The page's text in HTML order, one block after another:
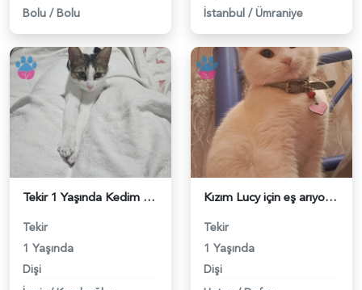
Bolu / Bolu
İstanbul / Ümraniye
Tekir 1 Yaşında Kedim Eş Arıyor - 118984103
Tekir
1 Yaşında
Dişi
Kızım Lucy için eş arıyorum - 118984070
Tekir
1 Yaşında
Dişi